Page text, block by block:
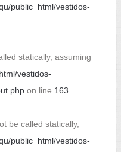
public_html/vestidos-
statically, assuming
vestidos-
on line 163
be called statically,
public_html/vestidos-